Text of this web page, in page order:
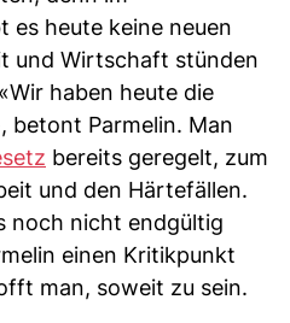
heute keine neuen
und Wirtschaft stünden
haben heute die
betont Parmelin. Man
bereits geregelt, zum
und den Härtefällen.
noch nicht endgültig
einen Kritikpunkt
man, soweit zu sein.